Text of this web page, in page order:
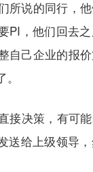
所说的同行，
PI ，他们回去
自己企业的报
接决策，有可
送给上级领导